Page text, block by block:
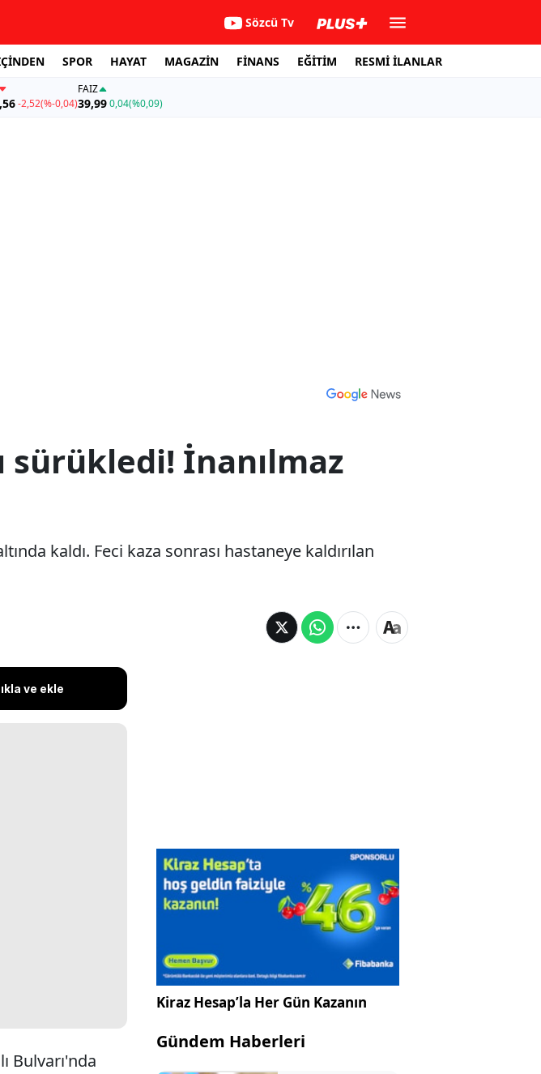
Sözcü Tv
SPOR HAYAT MAGAZİN FİNANS EĞİTİM RESMİ İLANLAR
-2,52(%-0,04)
FAİZ
39,990,04(%0,09)
sürükledi! İnanılmaz
kaldı. Feci kaza sonrası hastaneye kaldırılan
ve ekle
Bulvarı'nda
Kiraz Hesap’la Her Gün Kazanın
Gündem Haberleri